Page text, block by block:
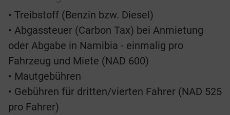
• Treibstoff (Benzin bzw. Diesel)
• Abgassteuer (Carbon Tax) bei Anmietung
oder Abgabe in Namibia - einmalig pro
Fahrzeug und Miete (NAD 600)
• Mautgebühren
• Gebühren für dritten/vierten Fahrer (NAD 525
pro Fahrer)